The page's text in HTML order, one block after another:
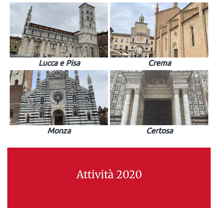
Lucca e Pisa Crema
Monza Certosa
Attività 2020